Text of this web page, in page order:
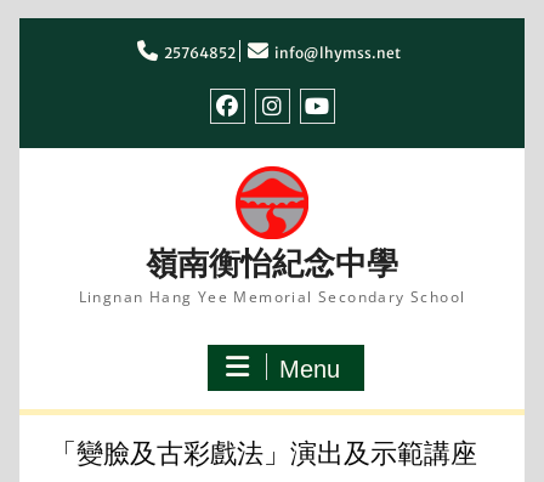
25764852 info@lhymss.net
嶺南衡怡紀念中學
Lingnan Hang Yee Memorial Secondary School
Menu
「變臉及古彩戲法」演出及示範講座